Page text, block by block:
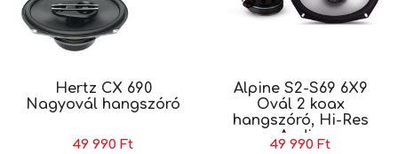
Hertz CX 690
Nagyovál hangszóró
49 990 Ft
Alpine S2-S69 6X9
Ovál 2 koax
hangszóró, Hi-Res
Audio
49 990 Ft